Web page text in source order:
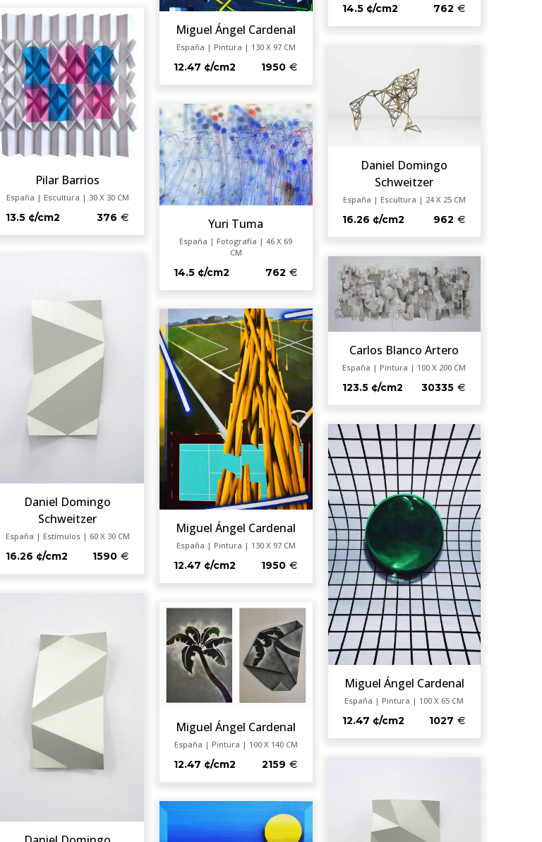
Miguel Ángel Cardenal
España | Pintura | 130 X 97 CM
12.47 ¢/cm2 1950
14.5 ¢/cm2 762
Pilar Barrios
España | Escultura | 30 X 30 CM
13.5 ¢/cm2 376
Daniel Domingo
Schweitzer
España | Escultura | 24 X 25 CM
16.26 ¢/cm2 962
Yuri Tuma
España | Fotografía | 46 X 69
CM
14.5 ¢/cm2 762
Daniel Domingo
Schweitzer
España | Estímulos | 60 X 30 CM
16.26 ¢/cm2 1590
Carlos Blanco Artero
España | Pintura | 100 X 200 CM
123.5 ¢/cm2 30335
Miguel Ángel Cardenal
España | Pintura | 130 X 97 CM
12.47 ¢/cm2 1950
Miguel Ángel Cardenal
España | Pintura | 100 X 65 CM
12.47 ¢/cm2 1027
Miguel Ángel Cardenal
España | Pintura | 100 X 140 CM
12.47 ¢/cm2 2159